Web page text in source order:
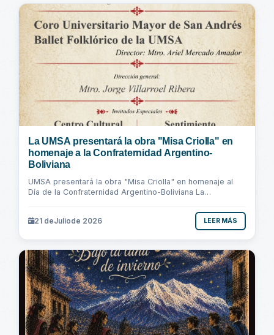
La UMSA presentará la obra "Misa Criolla" en
homenaje a la Confraternidad Argentino-
Boliviana
UMSA presentará la obra "Misa Criolla" en homenaje al
Día de la Confraternidad Argentino-Boliviana La
21 deJuliode 2026 LEER MÁS